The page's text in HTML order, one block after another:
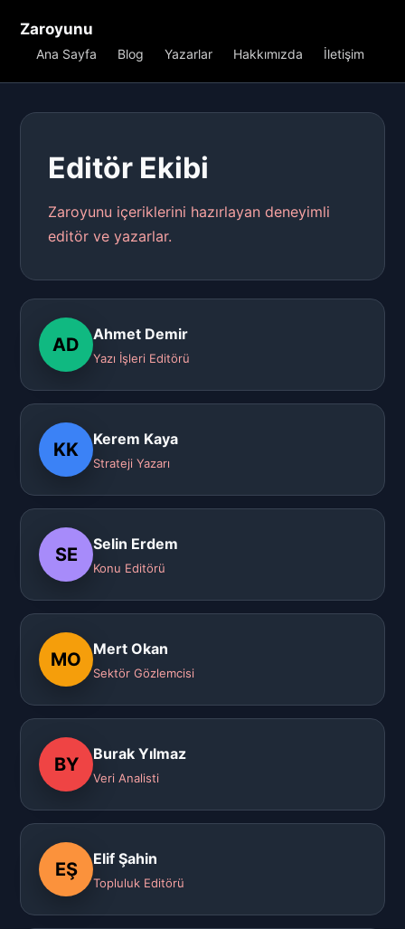
Zaroyunu
Ana Sayfa Blog Yazarlar Hakkımızda İletişim
Editör Ekibi
Zaroyunu içeriklerini hazırlayan deneyimli
editör ve yazarlar.
AD
Ahmet Demir
Yazı İşleri Editörü
KK
Kerem Kaya
Strateji Yazarı
SE
Selin Erdem
Konu Editörü
MO
Mert Okan
Sektör Gözlemcisi
BY
Burak Yılmaz
Veri Analisti
EŞ
Elif Şahin
Topluluk Editörü